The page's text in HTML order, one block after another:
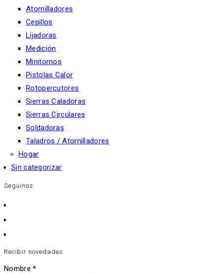
Atornilladores
Cepillos
Lijadoras
Medición
Minitornos
Pistolas Calor
Rotopercutores
Sierras Caladoras
Sierras Circulares
Soldadoras
Taladros / Atornilladores
Hogar
Sin categorizar
Seguinos
Recibir novedades
Nombre*